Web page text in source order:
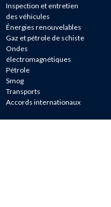
Inspection et entretien
des véhicules
Énergies renouvelables
Gaz et pétrole de schiste
Ondes
électromagnétiques
Pétrole
Smog
Transports
Accords internationaux